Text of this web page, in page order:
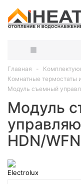
Главная
Комнатные термостаты
Модуль съемный
Модуль
HDN/